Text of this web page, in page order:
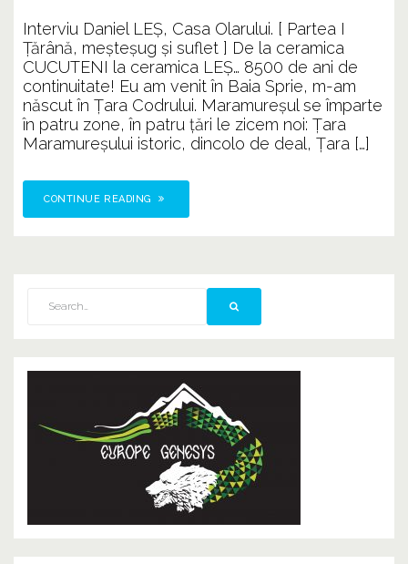
istoric
@
Daniel
LEȘ
Interviu Daniel LEȘ, Casa Olarului. [ Partea I
Țărână, meșteșug și suflet ] De la ceramica
CUCUTENI la ceramica LEȘ… 8500 de ani de
continuitate! Eu am venit în Baia Sprie, m-am
născut în Ţara Codrului. Maramureșul se împarte
în patru zone, în patru ţări le zicem noi: Țara
Maramureșului istoric, dincolo de deal, Țara […]
CONTINUE READING